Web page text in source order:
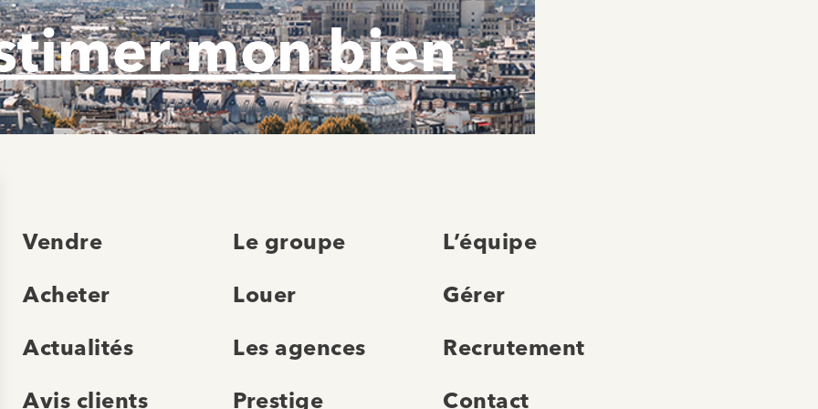
mon bien
Vendre Le groupe L’équipe
Acheter Louer Gérer
Actualités Les agences Recrutement
Avis clients Prestige Contact